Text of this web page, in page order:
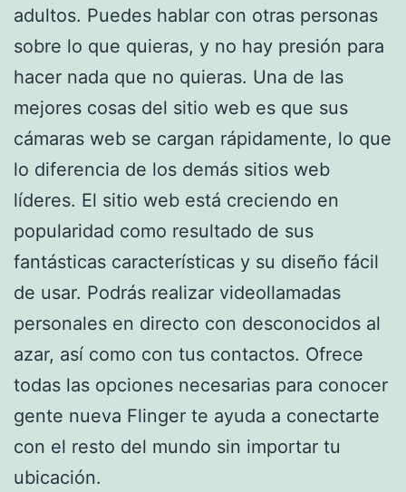
adultos. Puedes hablar con otras personas
sobre lo que quieras, y no hay presión para
hacer nada que no quieras. Una de las
mejores cosas del sitio web es que sus
cámaras web se cargan rápidamente, lo que
lo diferencia de los demás sitios web
líderes. El sitio web está creciendo en
popularidad como resultado de sus
fantásticas características y su diseño fácil
de usar. Podrás realizar videollamadas
personales en directo con desconocidos al
azar, así como con tus contactos. Ofrece
todas las opciones necesarias para conocer
gente nueva Flinger te ayuda a conectarte
con el resto del mundo sin importar tu
ubicación.